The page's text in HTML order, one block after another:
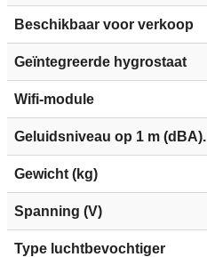
Beschikbaar voor verkoop
Geïntegreerde hygrostaat
Wifi-module
Geluidsniveau op 1 m (dBA).
Gewicht (kg)
Spanning (V)
Type luchtbevochtiger